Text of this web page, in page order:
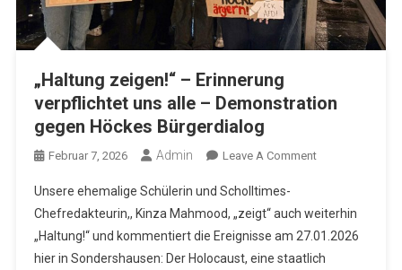
„Haltung zeigen!“ – Erinnerung
verpflichtet uns alle – Demonstration
gegen Höckes Bürgerdialog
Februar 7, 2026 Admin Leave A CommentOn
–
Erinnerung
Verpflichtet
Unsere ehemalige Schülerin und Scholltimes-
Chefredakteurin,, Kinza Mahmood, „zeigt“ auch weiterhin
„Haltung!“ und kommentiert die Ereignisse am 27.01.2026
hier in Sondershausen: Der Holocaust, eine staatlich